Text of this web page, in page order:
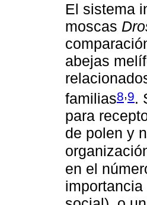
El sistema
moscas
abejas
familias8,9.
para
de polen y
en el